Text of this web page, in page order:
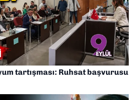
tartışması: Ruhsat başvurusu